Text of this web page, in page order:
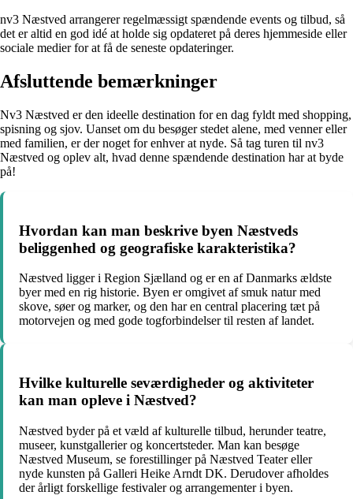
nv3 Næstved arrangerer regelmæssigt spændende events og tilbud, så
det er altid en god idé at holde sig opdateret på deres hjemmeside eller
sociale medier for at få de seneste opdateringer.
Afsluttende bemærkninger
Nv3 Næstved er den ideelle destination for en dag fyldt med shopping,
spisning og sjov. Uanset om du besøger stedet alene, med venner eller
med familien, er der noget for enhver at nyde. Så tag turen til nv3
Næstved og oplev alt, hvad denne spændende destination har at byde
på!
Hvordan kan man beskrive byen Næstveds
beliggenhed og geografiske karakteristika?
Næstved ligger i Region Sjælland og er en af Danmarks ældste
byer med en rig historie. Byen er omgivet af smuk natur med
skove, søer og marker, og den har en central placering tæt på
motorvejen og med gode togforbindelser til resten af landet.
Hvilke kulturelle seværdigheder og aktiviteter
kan man opleve i Næstved?
Næstved byder på et væld af kulturelle tilbud, herunder teatre,
museer, kunstgallerier og koncertsteder. Man kan besøge
Næstved Museum, se forestillinger på Næstved Teater eller
nyde kunsten på Galleri Heike Arndt DK. Derudover afholdes
der årligt forskellige festivaler og arrangementer i byen.